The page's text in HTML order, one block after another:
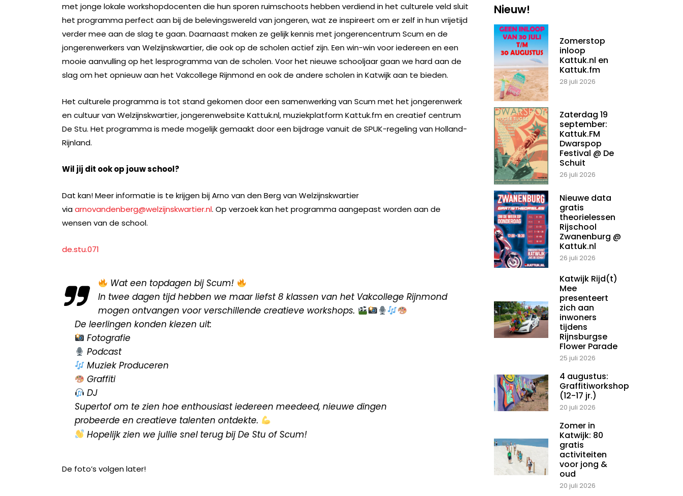
met jonge lokale workshopdocenten die hun sporen ruimschoots hebben verdiend in het culturele veld sluit
het programma perfect aan bij de belevingswereld van jongeren, wat ze inspireert om er zelf in hun vrijetijd
verder mee aan de slag te gaan. Daarnaast maken ze gelijk kennis met jongerencentrum Scum en de
jongerenwerkers van Welzijnskwartier, die ook op de scholen actief zijn. Een win-win voor iedereen en een
mooie aanvulling op het lesprogramma van de scholen. Voor het nieuwe schooljaar gaan we hard aan de
slag om het opnieuw aan het Vakcollege Rijnmond en ook de andere scholen in Katwijk aan te bieden.
Het culturele programma is tot stand gekomen door een samenwerking van Scum met het jongerenwerk
en cultuur van Welzijnskwartier, jongerenwebsite Kattuk.nl, muziekplatform Kattuk.fm en creatief centrum
De Stu. Het programma is mede mogelijk gemaakt door een bijdrage vanuit de SPUK-regeling van Holland-
Rijnland.
Wil jij dit ook op jouw school?
Dat kan! Meer informatie is te krijgen bij Arno van den Berg van Welzijnskwartier
viaarnovandenberg@welzijnskwartier.nl. Op verzoek kan het programma aangepast worden aan de
wensen van de school.
de.stu.071
Wat een topdagen bij Scum!
In twee dagen tijd hebben we maar liefst 8 klassen van het Vakcollege Rijnmond
mogen ontvangen voor verschillende creatieve workshops.
De leerlingen konden kiezen uit:
Fotografie
Podcast
Muziek Produceren
Graffiti
DJ
Supertof om te zien hoe enthousiast iedereen meedeed, nieuwe dingen
probeerde en creatieve talenten ontdekte.
Hopelijk zien we jullie snel terug bij De Stu of Scum!
De foto’s volgen later!
Nieuw!
Zomerstop
inloop
Kattuk.nl en
Kattuk.fm
28 juli 2026
Zaterdag 19
september:
Kattuk.FM
Dwarspop
Festival @ De
Schuit
26 juli 2026
Nieuwe data
gratis
theorielessen
Rijschool
Zwanenburg @
Kattuk.nl
26 juli 2026
Katwijk Rijd(t)
Mee
presenteert
zich aan
inwoners
tijdens
Rijnsburgse
Flower Parade
25 juli 2026
4 augustus:
Graffitiworkshop
(12-17 jr.)
20 juli 2026
Zomer in
Katwijk: 80
gratis
activiteiten
voor jong &
oud
20 juli 2026